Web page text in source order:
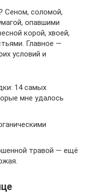
Сеном, соломой,
опавшими
корой, хвоей,
Главное —
условий и
14 самых
мне удалось
травой — ещё